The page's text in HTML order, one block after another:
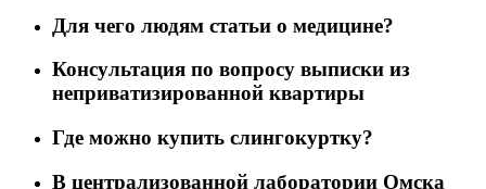
Для чего людям статьи о медицине?
Консультация по вопросу выписки из
неприватизированной квартиры
Где можно купить слингокуртку?
В централизованной лаборатории Омска